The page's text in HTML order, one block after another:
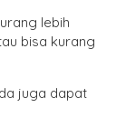
lebih
bisa kurang
juga dapat